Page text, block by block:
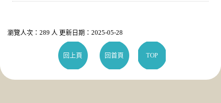
瀏覽人次：289 人 更新日期：2025-05-28
回上頁 回首頁 TOP